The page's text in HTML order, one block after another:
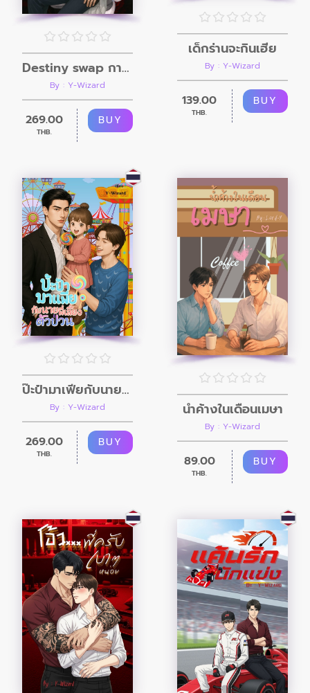
Destiny swap กายนี้ เพื่อนาย
By : Y-Wizard
269.00
THB.
BUY
เด็กร่านจะกินเฮีย
By : Y-Wizard
139.00
THB.
BUY
ป๊ะป๋ามาเฟียกับนายพี่เลี้ยงตัวป่วน
By : Y-Wizard
269.00
THB.
BUY
น้ำค้างในเดือนเมษา
By : Y-Wizard
89.00
THB.
BUY